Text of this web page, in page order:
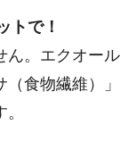
トで！
ん。エクオール
食物繊維）」